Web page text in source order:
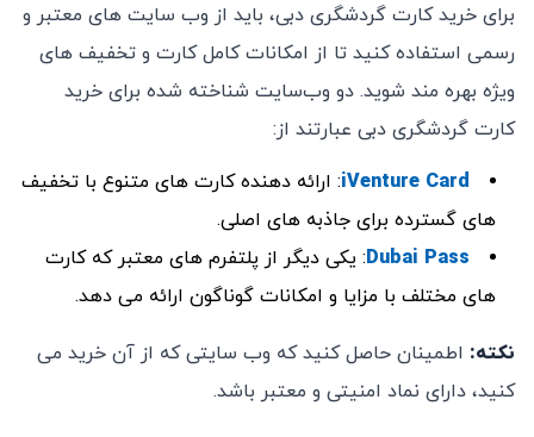
برای خرید کارت گردشگری دبی، باید از وب ‌سایت‌ های معتبر و
رسمی استفاده کنید تا از امکانات کامل کارت و تخفیف‌ های
ویژه بهره‌ مند شوید. دو وب‌سایت شناخته ‌شده برای خرید
کارت گردشگری دبی عبارتند از:
iVenture Card: ارائه‌ دهنده کارت ‌های متنوع با تخفیف‌
های گسترده برای جاذبه‌ های اصلی.
Dubai Pass: یکی دیگر از پلتفرم ‌های معتبر که کارت
‌های مختلف با مزایا و امکانات گوناگون ارائه می ‌دهد.
نکته: اطمینان حاصل کنید که وب ‌سایتی که از آن خرید می
‌کنید، دارای نماد امنیتی و معتبر باشد.